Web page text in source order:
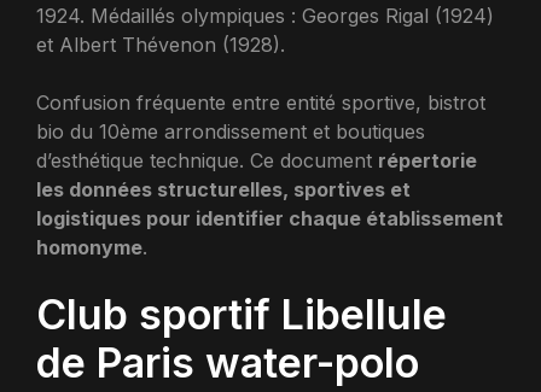
1924. Médaillés olympiques : Georges Rigal (1924)
et Albert Thévenon (1928).
Confusion fréquente entre entité sportive, bistrot
bio du 10ème arrondissement et boutiques
d’esthétique technique. Ce document répertorie
les données structurelles, sportives et
logistiques pour identifier chaque établissement
homonyme.
Club sportif Libellule
de Paris water-polo